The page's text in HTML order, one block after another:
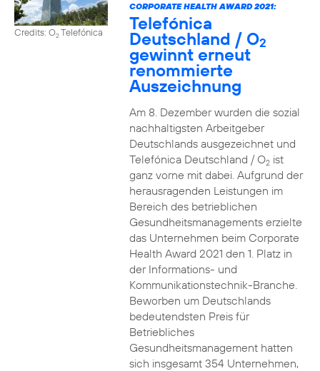
Credits: O2Telefónica
CORPORATE HEALTH AWARD 2021:
Telefónica
Deutschland / O2
gewinnt erneut
renommierte
Auszeichnung
Am 8. Dezember wurden die sozial
nachhaltigsten Arbeitgeber
Deutschlands ausgezeichnet und
Telefónica Deutschland / O2ist
ganz vorne mit dabei. Aufgrund der
herausragenden Leistungen im
Bereich des betrieblichen
Gesundheitsmanagements erzielte
das Unternehmen beim Corporate
Health Award 2021 den 1. Platz in
der Informations- und
Kommunikationstechnik-Branche.
Beworben um Deutschlands
bedeutendsten Preis für
Betriebliches
Gesundheitsmanagement hatten
sich insgesamt 354 Unternehmen,